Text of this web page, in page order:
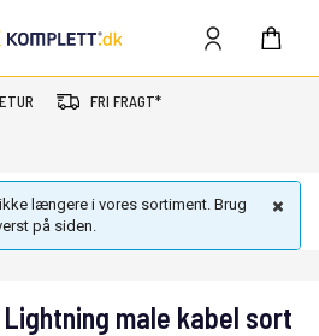
FRI FRAGT*
længere i vores sortiment. Brug
på siden.
Lightning male kabel sort